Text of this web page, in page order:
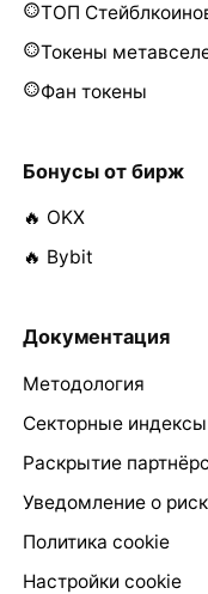
ТОП
Токены
Фан токены
Бонусы от бирж
🔥 OKX
🔥 Bybit
Документация
Методология
Секторные индексы
Раскрытие
Уведомление о
Политика cookie
Настройки cookie